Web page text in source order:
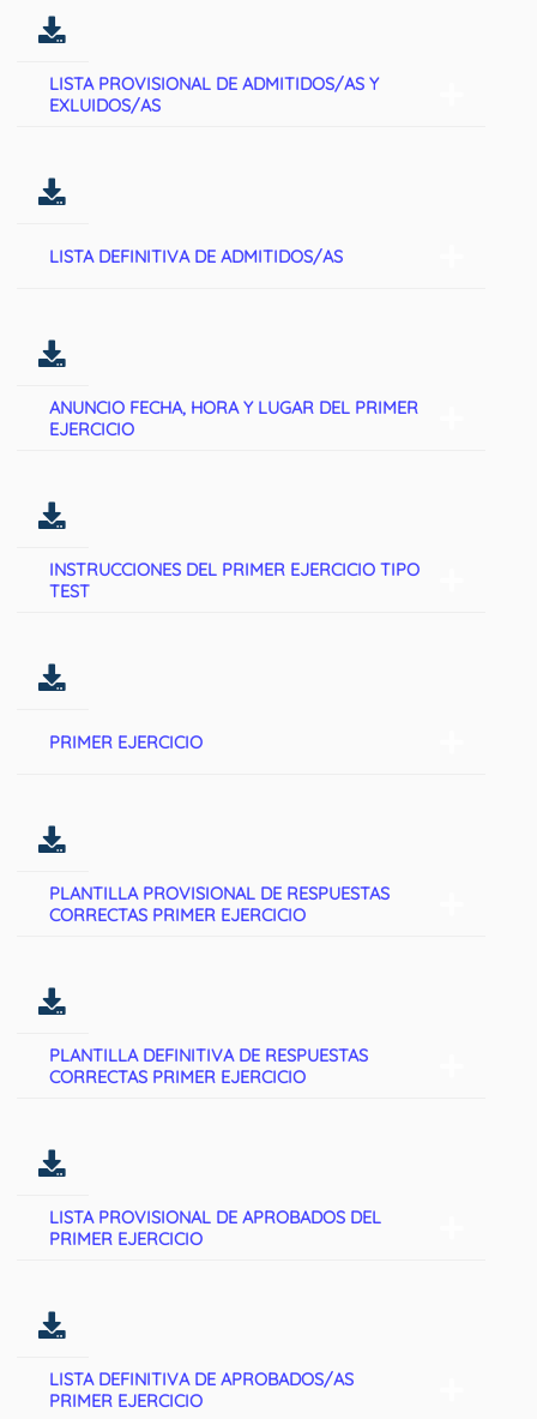
LISTA PROVISIONAL DE ADMITIDOS/AS Y
EXLUIDOS/AS
LISTA DEFINITIVA DE ADMITIDOS/AS
ANUNCIO FECHA, HORA Y LUGAR DEL PRIMER
EJERCICIO
INSTRUCCIONES DEL PRIMER EJERCICIO TIPO
TEST
PRIMER EJERCICIO
PLANTILLA PROVISIONAL DE RESPUESTAS
CORRECTAS PRIMER EJERCICIO
PLANTILLA DEFINITIVA DE RESPUESTAS
CORRECTAS PRIMER EJERCICIO
LISTA PROVISIONAL DE APROBADOS DEL
PRIMER EJERCICIO
LISTA DEFINITIVA DE APROBADOS/AS
PRIMER EJERCICIO